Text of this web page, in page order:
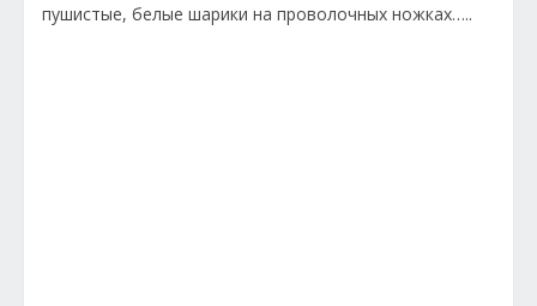
пушистые, белые шарики на проволочных ножках…..